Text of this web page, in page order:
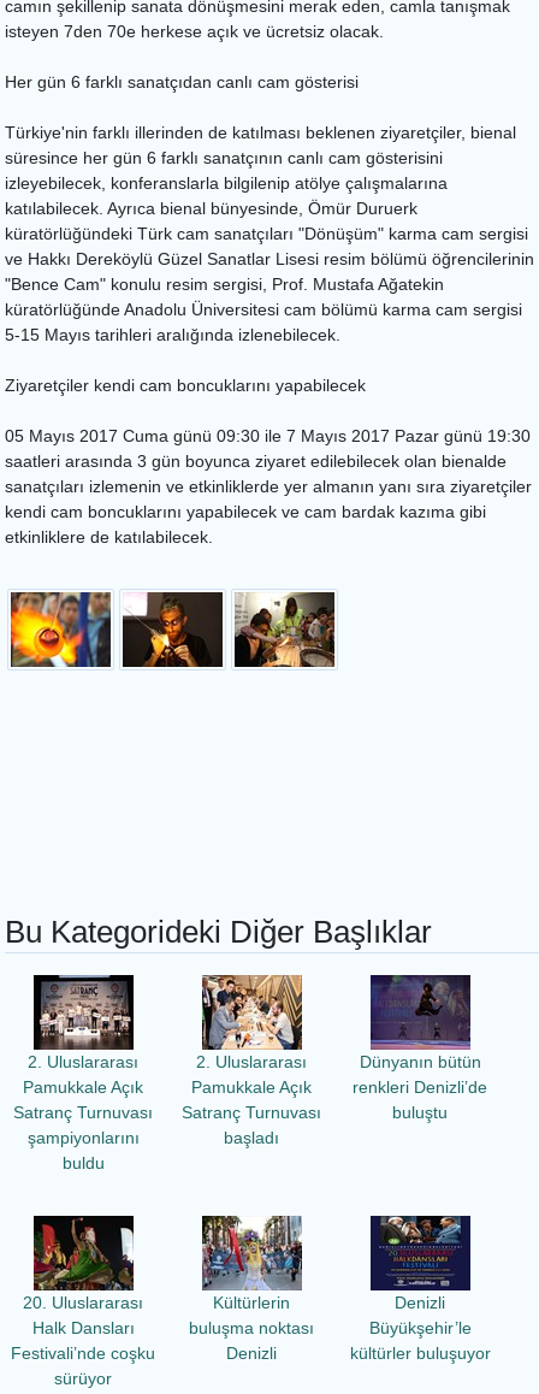
camın şekillenip sanata dönüşmesini merak eden, camla tanışmak
isteyen 7den 70e herkese açık ve ücretsiz olacak.
Her gün 6 farklı sanatçıdan canlı cam gösterisi
Türkiye'nin farklı illerinden de katılması beklenen ziyaretçiler, bienal
süresince her gün 6 farklı sanatçının canlı cam gösterisini
izleyebilecek, konferanslarla bilgilenip atölye çalışmalarına
katılabilecek. Ayrıca bienal bünyesinde, Ömür Duruerk
küratörlüğündeki Türk cam sanatçıları "Dönüşüm" karma cam sergisi
ve Hakkı Dereköylü Güzel Sanatlar Lisesi resim bölümü öğrencilerinin
"Bence Cam" konulu resim sergisi, Prof. Mustafa Ağatekin
küratörlüğünde Anadolu Üniversitesi cam bölümü karma cam sergisi
5-15 Mayıs tarihleri aralığında izlenebilecek.
Ziyaretçiler kendi cam boncuklarını yapabilecek
05 Mayıs 2017 Cuma günü 09:30 ile 7 Mayıs 2017 Pazar günü 19:30
saatleri arasında 3 gün boyunca ziyaret edilebilecek olan bienalde
sanatçıları izlemenin ve etkinliklerde yer almanın yanı sıra ziyaretçiler
kendi cam boncuklarını yapabilecek ve cam bardak kazıma gibi
etkinliklere de katılabilecek.
Bu Kategorideki Diğer Başlıklar
2. Uluslararası
Pamukkale Açık
Satranç Turnuvası
şampiyonlarını
buldu
2. Uluslararası
Pamukkale Açık
Satranç Turnuvası
başladı
Dünyanın bütün
renkleri Denizli’de
buluştu
20. Uluslararası
Halk Dansları
Festivali’nde coşku
sürüyor
Kültürlerin
buluşma noktası
Denizli
Denizli
Büyükşehir’le
kültürler buluşuyor